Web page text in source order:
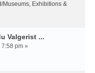
Museums, Exhibitions &
Valgerist ...
pm »